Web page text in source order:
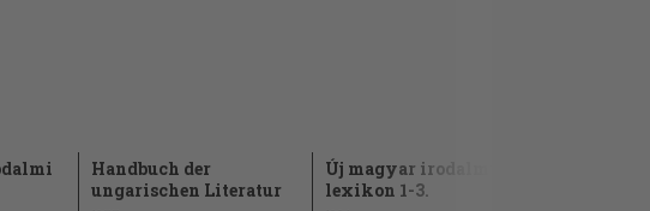
Handbuch der
ungarischen Literatur
Új magyar irodalmi
lexikon 1-3.